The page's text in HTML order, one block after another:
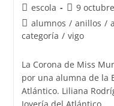
Autor
de
la
entrada:
escola
Publicación
de
la
entrada:
9
Categoría
de
entrada:
alumnos / anillos /
categoría / vigo
La Corona de Miss
por una alumna de la
Atlántico. Liliana